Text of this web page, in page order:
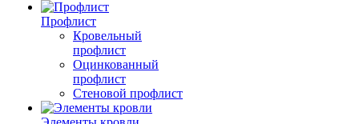
Профлист
Кровельный
профлист
Оцинкованный
профлист
Стеновой профлист